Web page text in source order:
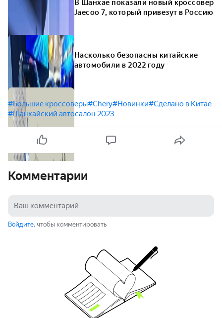
В Шанхае показали новый кроссовер
Jaecoo 7, который привезут в Россию
Насколько безопасны китайские
автомобили в 2022 году
#Большие кроссоверы#Chery#Новинки#Сделано в Китае
#Шанхайский автосалон 2023
Комментарии
Войдите, чтобы комментировать